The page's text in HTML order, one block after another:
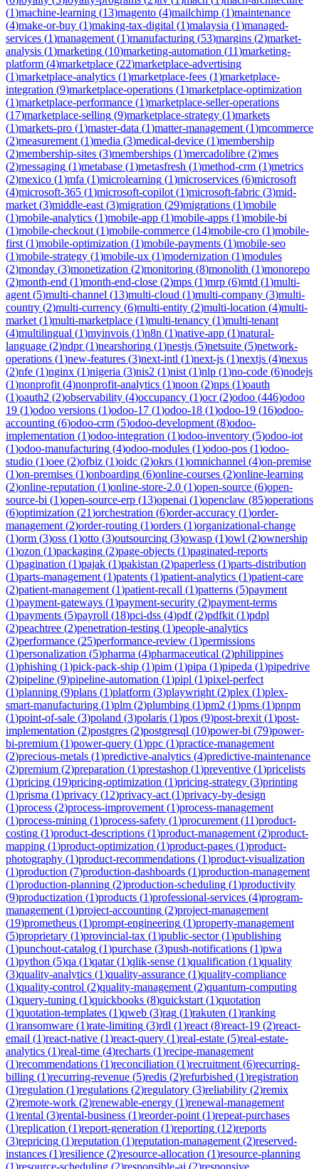
(1)machine-learning (13)magento (4)mailchimp (1)maintenance
(4)make-or-buy (1)making-tax-digital (1)malaysia (1)managed-
services (1)management (1)manufacturing (53)margins (2)market-
analysis (1)marketing (10)marketing-automation (11)marketing-
platform (4)marketplace (22)marketplace-advertising
(1)marketplace-analytics (1)marketplace-fees (1)marketplace-
integration (9)marketplace-operations (1)marketplace-optimization
(1)marketplace-performance (1)marketplace-seller-operations
(17)marketplace-selling (9)marketplace-strategy (1)markets
(1)markets-pro (1)master-data (1)matter-management (1)mcommerce
(2)measurement (1)media (3)medical-device (1)membership
(2)membership-sites (3)memberships (1)mercadolibre (2)mes
(2)messaging (1)metabase (1)metasfresh (1)method-crm (1)metrics
(2)mexico (1)mfa (1)microlearning (1)microservices (6)microsoft
(4)microsoft-365 (1)microsoft-copilot (1)microsoft-fabric (3)mid-
market (3)middle-east (3)migration (29)migrations (1)mobile
(1)mobile-analytics (1)mobile-app (1)mobile-apps (1)mobile-bi
(1)mobile-checkout (1)mobile-commerce (14)mobile-cro (1)mobile-
first (1)mobile-optimization (1)mobile-payments (1)mobile-seo
(1)mobile-strategy (1)mobile-ux (1)modernization (1)modules
(2)monday (3)monetization (2)monitoring (8)monolith (1)monorepo
(2)month-end (1)month-end-close (2)mps (1)mrp (6)mtd (1)multi-
agent (5)multi-channel (13)multi-cloud (1)multi-company (3)multi-
country (2)multi-currency (6)multi-entity (2)multi-location (4)multi-
market (1)multi-marketplace (1)multi-tenancy (1)multi-tenant
(4)multilingual (1)myinvois (1)n8n (1)native-app (1)natural-
language (2)ndpr(1)nearshoring (1)nestjs (5)netsuite (5)network-
operations (1)new-features (3)next-intl (1)next-js (1)nextjs (4)nexus
(2)nfe (1)nginx (1)nigeria (3)nis2 (1)nist (1)nlp (1)no-code (6)nodejs
(1)nonprofit (4)nonprofit-analytics (1)noon (2)nps (1)oauth
(1)oauth2 (2)observability (4)occupancy (1)ocr(2)odoo (446)odoo
19 (1)odoo versions (1)odoo-17 (1)odoo-18 (1)odoo-19 (16)odoo-
accounting (6)odoo-crm (5)odoo-development (8)odoo-
implementation (1)odoo-integration (1)odoo-inventory (5)odoo-iot
(1)odoo-manufacturing (4)odoo-modules (1)odoo-pos (1)odoo-
studio (1)oee (2)ofbiz (1)oidc (2)okrs (1)omnichannel (4)on-premise
(1)on-premises (1)onboarding (6)online-courses (2)online-learning
(2)online-reputation (1)online-store-2.0 (1)open-source (6)open-
source-bi (1)open-source-erp (13)openai (1)openclaw (85)operations
(6)optimization (21)orchestration (6)order-accuracy (1)order-
management (2)order-routing (1)orders (1)organizational-change
(1)orm (3)oss (1)otto (3)outsourcing (3)owasp (1)owl (2)ownership
(1)ozon (1)packaging (2)page-objects (1)paginated-reports
(1)pagination (1)pajak (1)pakistan (2)paperless (1)parts-distribution
(1)parts-management (1)patents (1)patient-analytics (1)patient-care
(2)patient-management (1)patient-recall (1)patterns (5)payment
(1)payment-gateways (1)payment-security (2)payment-terms
(1)payments (5)payroll (18)pci-dss (4)pdf(2)pdfkit (1)pdpl
(2)peachtree (2)penetration-testing (1)people-analytics
(2)performance (25)performance-review (1)permissions
(1)personalization (5)pharma (4)pharmaceutical (2)philippines
(1)phishing (1)pick-pack-ship (1)pim (1)pipa (1)pipeda (1)pipedrive
(2)pipeline (9)pipeline-automation (1)pipl (1)pixel-perfect
(1)planning (9)plans (1)platform (3)playwright (2)plex (1)plex-
smart-manufacturing (1)plm (2)plumbing (1)pm2 (1)pms (1)pnpm
(1)point-of-sale (3)poland (3)polaris (1)pos (9)post-brexit (1)post-
implementation (2)postgres (2)postgresql (10)power-bi (79)power-
bi-premium (1)power-query (1)ppc (1)practice-management
(2)precious-metals (1)predictive-analytics (4)predictive-maintenance
(2)premium (2)preparation (1)prestashop (1)preventive (1)pricelists
(1)pricing (19)pricing-optimization (1)pricing-strategy (3)printing
(1)prisma (1)privacy (12)privacy-act (1)privacy-by-design
(1)process (2)process-improvement (1)process-management
(1)process-mining (1)process-safety (1)procurement (11)product-
costing (1)product-descriptions (1)product-management (2)product-
mapping (1)product-optimization (1)product-pages (1)product-
photography (1)product-recommendations (1)product-visualization
(1)production (7)production-dashboards (1)production-management
(1)production-planning (2)production-scheduling (1)productivity
(9)productization (1)products (1)professional-services (4)program-
management (1)project-accounting (2)project-management
(19)prometheus (1)prompt-engineering (1)property-management
(5)proprietary (1)provincial-tax (1)public-sector(1)publishing
(1)punchout-catalog (1)purchase (3)push-notifications (1)pwa
(1)python (5)qa (1)qatar(1)qlik-sense (1)qualification (1)quality
(3)quality-analytics (1)quality-assurance (1)quality-compliance
(1)quality-control (2)quality-management (2)quantum-computing
(1)query-tuning (1)quickbooks (8)quickstart (1)quotation
(1)quotation-templates (1)qweb (3)rag (1)rakuten (1)ranking
(1)ransomware (1)rate-limiting (3)rdl (1)react (8)react-19 (2)react-
email (1)react-native (1)react-query (1)real-estate (5)real-estate-
analytics (1)real-time (4)recharts (1)recipe-management
(1)recommendations (1)reconciliation (1)recruitment (6)recurring-
billing (1)recurring-revenue (5)redis (2)refurbished (1)registration
(1)regulation (1)regulations (2)regulatory (3)reliability (2)remix
(2)remote-work (2)renewable-energy (1)renewal-management
(1)rental (3)rental-business (1)reorder-point (1)repeat-purchases
(1)replication (1)report-generation (1)reporting (12)reports
(3)repricing (1)reputation (1)reputation-management (2)reserved-
instances (1)resilience (2)resource-allocation (1)resource-planning
(1)resource-scheduling (2)responsible-ai (2)responsive